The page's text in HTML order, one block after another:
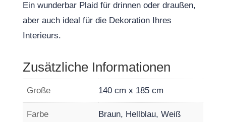
Ein wunderbar Plaid für drinnen oder draußen,
aber auch ideal für die Dekoration Ihres
Interieurs.
Zusätzliche Informationen
Große 140 cm x 185 cm
Farbe Braun, Hellblau, Weiß